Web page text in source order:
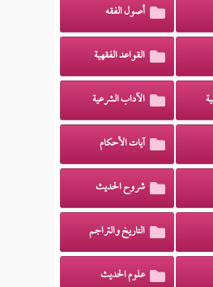
أصول الفقه
القواعد الفقهية
الآداب الشرعية
آيات الأحكام
شروح الحديث
التاريخ والتراجم
علوم الحديث